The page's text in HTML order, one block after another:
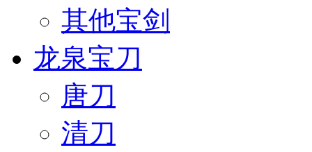
其他宝剑
龙泉宝刀
唐刀
清刀